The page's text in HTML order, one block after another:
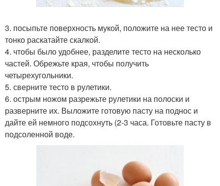
3. посыпьте поверхность мукой, положите на нее тесто и
тонко раскатайте скалкой.
4. чтобы было удобнее, разделите тесто на несколько
частей. Обрежьте края, чтобы получить
четырехугольники.
5. сверните тесто в рулетики.
6. острым ножом разрежьте рулетики на полоски и
разверните их. Выложите готовую пасту на поднос и
дайте ей немного подсохнуть (2-3 часа. Готовьте пасту в
подсоленной воде.